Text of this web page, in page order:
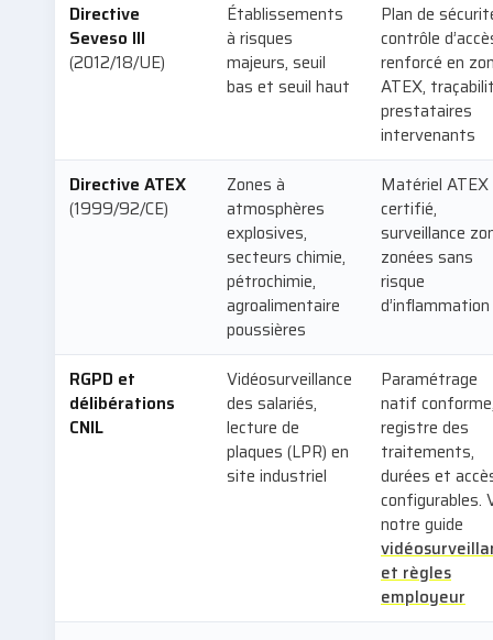
Directive
Seveso III
(2012/18/UE)
Établissements
à risques
majeurs, seuil
bas et seuil haut
Plan de
contrôle
renforcé en
ATEX,
prestataires
intervenants
Directive ATEX
(1999/92/CE)
Zones à
atmosphères
explosives,
secteurs chimie,
pétrochimie,
agroalimentaire
poussières
Matériel ATEX
certifié,
surveillance
zonées sans
risque
d’inflammation
RGPD et
délibérations
CNIL
Vidéosurveillance
des salariés,
lecture de
plaques (LPR) en
site industriel
Paramétrage
natif
registre des
traitements,
durées et
configurables.
notre guide
et règles
employeur